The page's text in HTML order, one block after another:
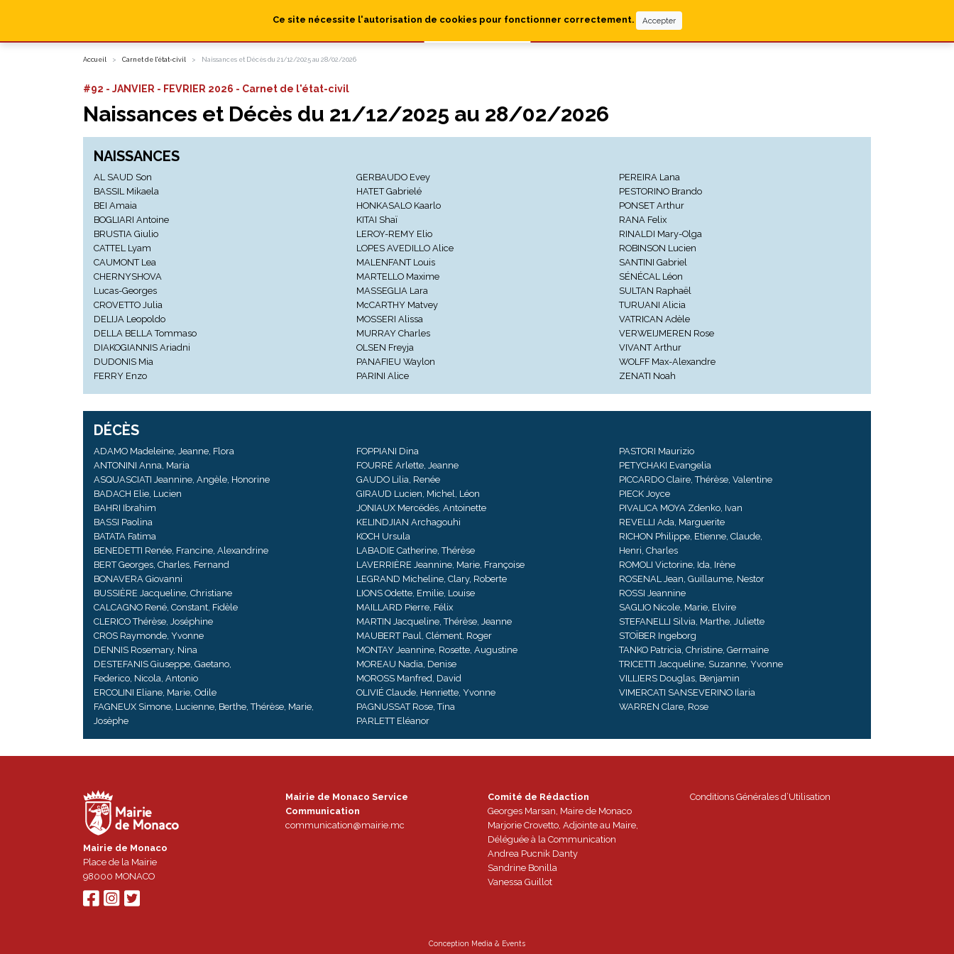
Accueil Carnet de l'état-civil Naissances et Décès du 21/12/2025 au 28/02/2026
#92 - JANVIER - FEVRIER 2026 - Carnet de l'état-civil
Naissances et Décès du 21/12/2025 au 28/02/2026
NAISSANCES
AL SAUD Son
BASSIL Mikaela
BEI Amaia
BOGLIARI Antoine
BRUSTIA Giulio
CATTEL Lyam
CAUMONT Lea
CHERNYSHOVA
Lucas-Georges
CROVETTO Julia
DELIJA Leopoldo
DELLA BELLA Tommaso
DIAKOGIANNIS Ariadni
DUDONIS Mia
FERRY Enzo
GERBAUDO Evey
HATET Gabrielé
HONKASALO Kaarlo
KITAI Shaï
LEROY-REMY Elio
LOPES AVEDILLO Alice
MALENFANT Louis
MARTELLO Maxime
MASSEGLIA Lara
McCARTHY Matvey
MOSSERI Alissa
MURRAY Charles
OLSEN Freyja
PANAFIEU Waylon
PARINI Alice
PEREIRA Lana
PESTORINO Brando
PONSET Arthur
RANA Felix
RINALDI Mary-Olga
ROBINSON Lucien
SANTINI Gabriel
SÉNÉCAL Léon
SULTAN Raphaël
TURUANI Alicia
VATRICAN Adèle
VERWEIJMEREN Rose
VIVANT Arthur
WOLFF Max-Alexandre
ZENATI Noah
DÉCÈS
ADAMO Madeleine, Jeanne, Flora
ANTONINI Anna, Maria
ASQUASCIATI Jeannine, Angèle, Honorine
BADACH Elie, Lucien
BAHRI Ibrahim
BASSI Paolina
BATATA Fatima
BENEDETTI Renée, Francine, Alexandrine
BERT Georges, Charles, Fernand
BONAVERA Giovanni
BUSSIÈRE Jacqueline, Christiane
CALCAGNO René, Constant, Fidèle
CLERICO Thérèse, Joséphine
CROS Raymonde, Yvonne
DENNIS Rosemary, Nina
DESTEFANIS Giuseppe, Gaetano,
Federico, Nicola, Antonio
ERCOLINI Eliane, Marie, Odile
FAGNEUX Simone, Lucienne, Berthe, Thérèse, Marie,
Josèphe
FOPPIANI Dina
FOURRÉ Arlette, Jeanne
GAUDO Lilia, Renée
GIRAUD Lucien, Michel, Léon
JONIAUX Mercédès, Antoinette
KELINDJIAN Archagouhi
KOCH Ursula
LABADIE Catherine, Thérèse
LAVERRIÈRE Jeannine, Marie, Françoise
LEGRAND Micheline, Clary, Roberte
LIONS Odette, Emilie, Louise
MAILLARD Pierre, Félix
MARTIN Jacqueline, Thérèse, Jeanne
MAUBERT Paul, Clément, Roger
MONTAY Jeannine, Rosette, Augustine
MOREAU Nadia, Denise
MOROSS Manfred, David
OLIVIÉ Claude, Henriette, Yvonne
PAGNUSSAT Rose, Tina
PARLETT Eléanor
PASTORI Maurizio
PETYCHAKI Evangelia
PICCARDO Claire, Thérèse, Valentine
PIECK Joyce
PIVALICA MOYA Zdenko, Ivan
REVELLI Ada, Marguerite
RICHON Philippe, Etienne, Claude,
Henri, Charles
ROMOLI Victorine, Ida, Irène
ROSENAL Jean, Guillaume, Nestor
ROSSI Jeannine
SAGLIO Nicole, Marie, Elvire
STEFANELLI Silvia, Marthe, Juliette
STOÏBER Ingeborg
TANKO Patricia, Christine, Germaine
TRICETTI Jacqueline, Suzanne, Yvonne
VILLIERS Douglas, Benjamin
VIMERCATI SANSEVERINO Ilaria
WARREN Clare, Rose
Mairie de Monaco
Place de la Mairie
98000 MONACO
Mairie de Monaco Service
Communication
communication@mairie.mc
Comité de Rédaction
Georges Marsan, Maire de Monaco
Marjorie Crovetto, Adjointe au Maire,
Déléguée à la Communication
Andrea Pucnik Danty
Sandrine Bonilla
Vanessa Guillot
Conditions Générales d’Utilisation
Conception Media & Events
Ce site nécessite l'autorisation de cookies pour fonctionner correctement. Accepter